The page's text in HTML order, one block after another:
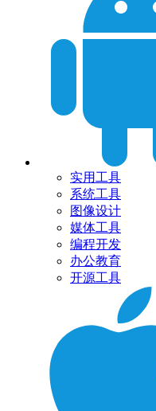
实用工具
系统工具
图像设计
媒体工具
编程开发
办公教育
开源工具